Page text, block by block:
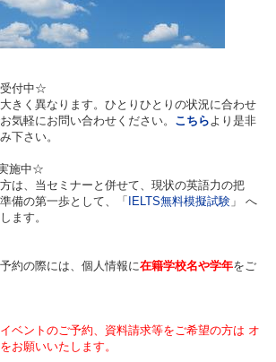
受付中☆
きく異なります。ひとりひとりの状況に合わせ
気軽にお問い合わせください。 こちらより是非
下さい。
施中☆
は、当セミナーと併せて、現状の英語力の把
備の第一歩として、「
IELTS無料模擬試験 」 へ
ます。
約の際には、個人情報に在籍学校名や学年をご
ベントのご予約、資料請求等をご希望の方は オ
お願いいたします。